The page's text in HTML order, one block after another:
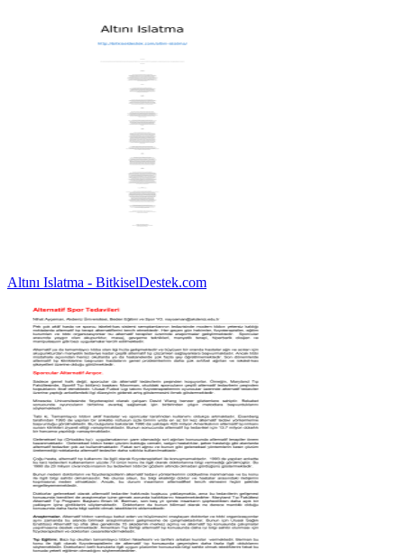
Altını Islatma - BitkiselDestek.com